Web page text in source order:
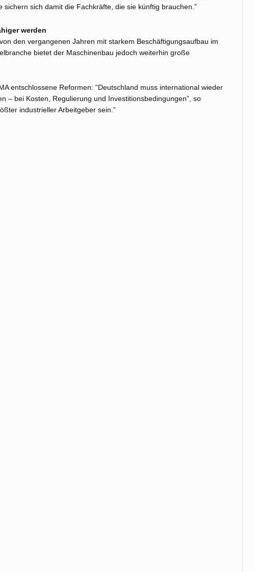
sichern sich damit die Fachkräfte, die sie künftig brauchen.”
werden
den vergangenen Jahren mit starkem Beschäftigungsaufbau im
bietet der Maschinenbau jedoch weiterhin große
entschlossene Reformen: “Deutschland muss international wieder
– bei Kosten, Regulierung und Investitionsbedingungen”, so
industrieller Arbeitgeber sein.”